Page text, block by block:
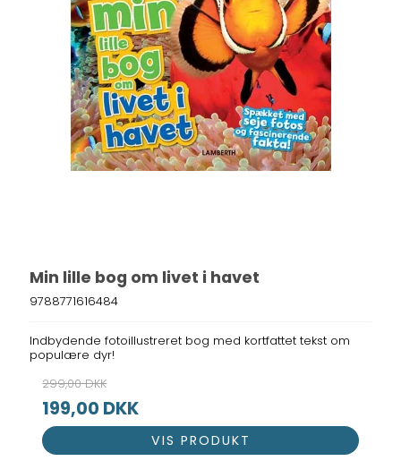
Min lille bog om livet i havet
9788771616484
Indbydende fotoillustreret bog med kortfattet tekst om
populære dyr!
299,00 DKK
199,00 DKK
VIS PRODUKT